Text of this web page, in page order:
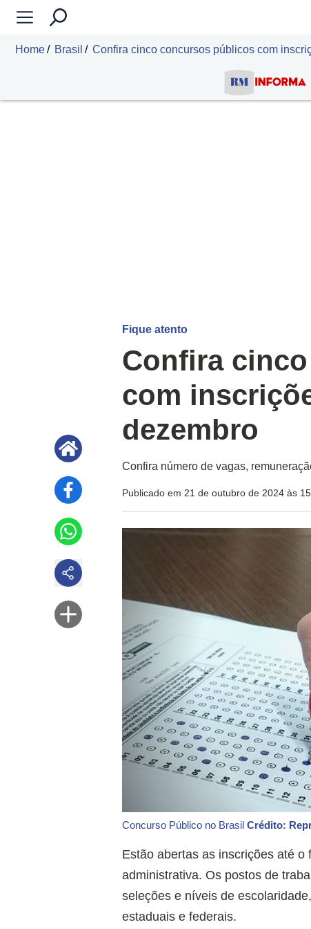
Home Brasil Confira cinco concursos públicos com
Fique atento
Confira
com
dezembro
Confira número de vagas,
Publicado em 21 de outubro de 2024 às
Concurso Público no BrasilCrédito:
Estão abertas as inscrições até
administrativa. Os postos de
seleções e níveis de
estaduais e federais.